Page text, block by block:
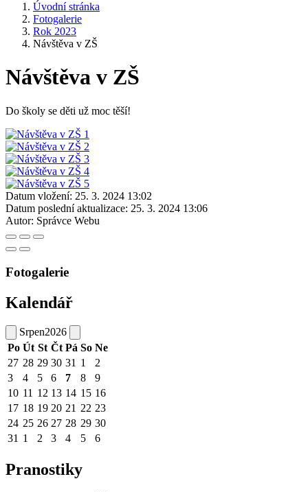
Úvodní stránka
Fotogalerie
Rok 2023
Návštěva v ZŠ
Návštěva v ZŠ
Do školy se děti už moc těší!
Datum vložení: 25. 3. 2024 13:02
Datum poslední aktualizace: 25. 3. 2024 13:06
Autor: Správce Webu
Fotogalerie
Kalendář
Srpen2026
Po Út St Čt Pá So Ne
27 28 29 30 31 1
2
3
4 5 6 7 8
9
10 11 12 13 14 15 16
17 18 19 20 21 22 23
24 25 26 27 28 29 30
31 1 2 3 4 5 6
Pranostiky